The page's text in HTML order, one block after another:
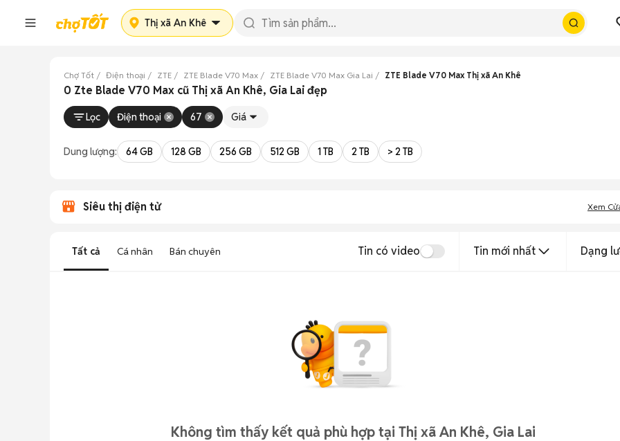
Thị xã An Khê
Chợ Tốt Điện thoại ZTE ZTE Blade V70 Max ZTE Blade V70 Max Gia Lai ZTE Blade V70 Max Thị xã An Khê
0 Zte Blade V70 Max cũ Thị xã An Khê, Gia Lai đẹp
Lọc Điện thoại 67 Giá
Dung lượng: 64 GB 128 GB 256 GB 512 GB 1 TB 2 TB > 2 TB
Siêu thị điện tử Xem
Tất cả Cá nhân Bán chuyên Tin có video Tin mới nhất Dạng
Không tìm thấy kết quả phù hợp tại Thị xã An Khê, Gia Lai